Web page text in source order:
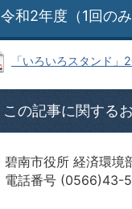
令和2年度（1回のみ
「いろいろスタンド
この記事に関する
碧南市役所 経済環境
電話番号 (0566)43-